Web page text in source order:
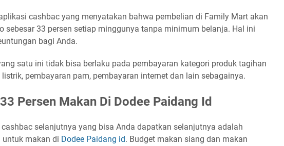
cashbac yang menyatakan bahwa pembelian di Family Mart akan
sebesar 33 persen setiap minggunya tanpa minimum belanja. Hal ini
bagi Anda.
satu ini tidak bisa berlaku pada pembayaran kategori produk tagihan
pembayaran pam, pembayaran internet dan lain sebagainya.
Persen Makan Di Dodee Paidang Id
selanjutnya yang bisa Anda dapatkan selanjutnya adalah
untuk makan di Dodee Paidang id. Budget makan siang dan makan